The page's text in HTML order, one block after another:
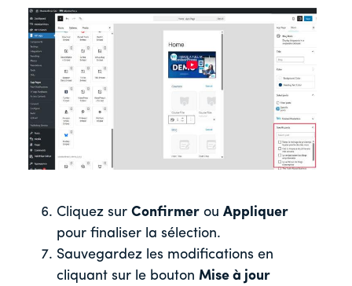
Cliquez sur Confirmer ou Appliquer
pour finaliser la sélection.
Sauvegardez les modifications en
cliquant sur le bouton Mise à jour